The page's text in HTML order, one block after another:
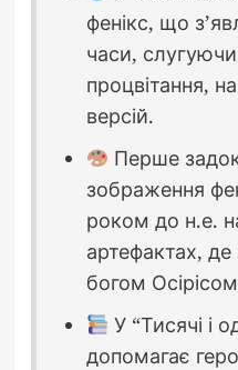
фенікс, що
часи,
процвітання,
версій.
Перше
зображення
роком до н.е.
артефактах, де
богом
У “Тисячі і
допомагає